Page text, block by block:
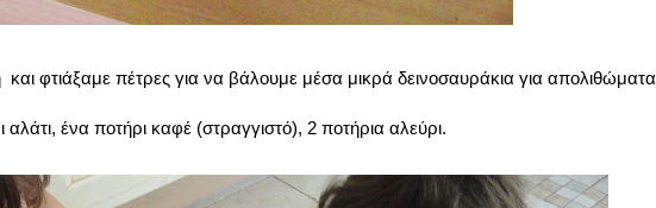
φτιάξαμε πέτρες για να βάλουμε μέσα μικρά δεινοσαυράκια για
ένα ποτήρι καφέ (στραγγιστό), 2 ποτήρια αλεύρι.